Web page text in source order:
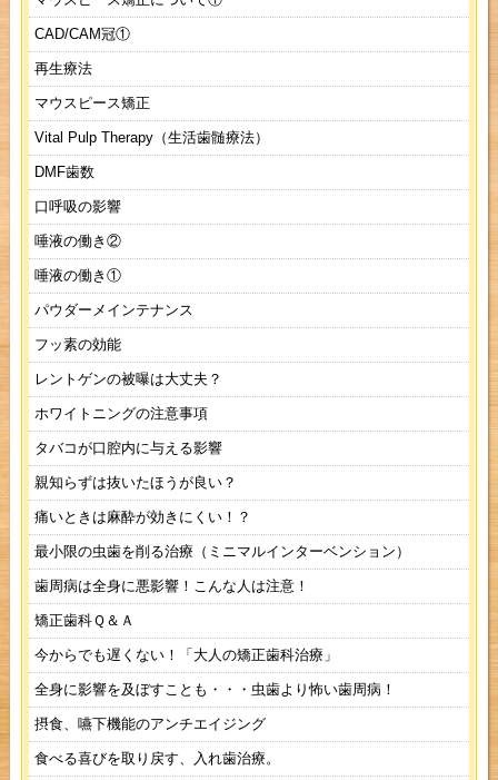
CAD/CAM冠①
再生療法
マウスピース矯正
Vital Pulp Therapy（生活歯髄療法）
DMF歯数
口呼吸の影響
唾液の働き②
唾液の働き①
パウダーメインテナンス
フッ素の効能
レントゲンの被曝は大丈夫？
ホワイトニングの注意事項
タバコが口腔内に与える影響
親知らずは抜いたほうが良い？
痛いときは麻酔が効きにくい！？
最小限の虫歯を削る治療（ミニマルインターベンション）
歯周病は全身に悪影響！こんな人は注意！
矯正歯科Ｑ＆Ａ
今からでも遅くない！「大人の矯正歯科治療」
全身に影響を及ぼすことも・・・虫歯より怖い歯周病！
摂食、嚥下機能のアンチエイジング
食べる喜びを取り戻す、入れ歯治療。